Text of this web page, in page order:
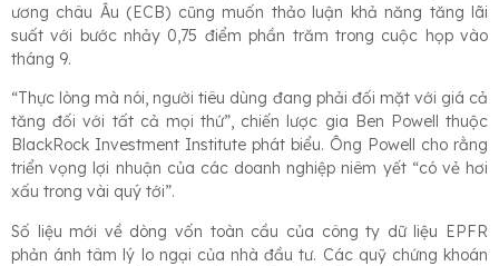
ương châu Âu (ECB) cũng muốn thảo luận khả năng tăng lãi
suất với bước nhảy 0,75 điểm phần trăm trong cuộc họp vào
tháng 9.
“Thực lòng mà nói, người tiêu dùng đang phải đối mặt với giá cả
tăng đối với tất cả mọi thứ”, chiến lược gia Ben Powell thuộc
BlackRock Investment Institute phát biểu. Ông Powell cho rằng
triển vọng lợi nhuận của các doanh nghiệp niêm yết “có vẻ hơi
xấu trong vài quý tới”.
Số liệu mới về dòng vốn toàn cầu của công ty dữ liệu EPFR
phản ánh tâm lý lo ngại của nhà đầu tư. Các quỹ chứng khoán